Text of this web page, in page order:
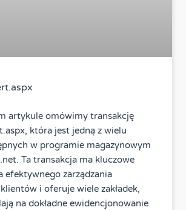
artykule omówimy transakcję
która jest jedną z wielu
w programie magazynowym
Ta transakcja ma kluczowe
efektywnego zarządzania
i oferuje wiele zakładek,
na dokładne ewidencjonowanie